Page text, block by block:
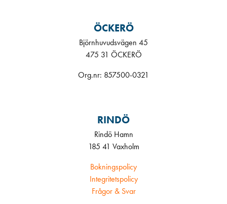
ÖCKERÖ
Björnhuvudsvägen 45
475 31 ÖCKERÖ
Org.nr: 857500-0321
RINDÖ
Rindö Hamn
185 41 Vaxholm
Bokningspolicy
Integritetspolicy
Frågor & Svar